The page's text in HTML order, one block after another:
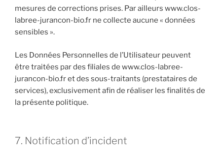
mesures de corrections prises. Par ailleurs www.clos-
labree-jurancon-bio.fr ne collecte aucune « données
sensibles ».
Les Données Personnelles de l’Utilisateur peuvent
être traitées par des filiales de www.clos-labree-
jurancon-bio.fr et des sous-traitants (prestataires de
services), exclusivement afin de réaliser les finalités de
la présente politique.
7. Notification d’incident